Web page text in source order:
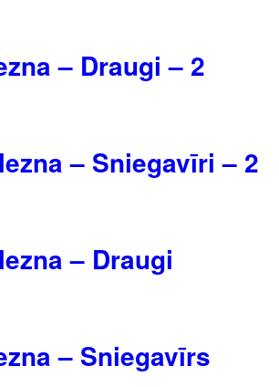
– Draugi – 2
– Sniegavīri – 2
– Draugi
– Sniegavīrs